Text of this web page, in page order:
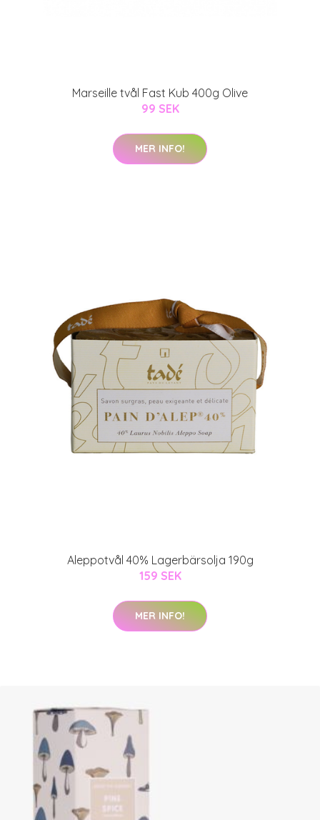
Marseille tvål Fast Kub 400g Olive
99 SEK
MER INFO!
Aleppotvål 40% Lagerbärsolja 190g
159 SEK
MER INFO!